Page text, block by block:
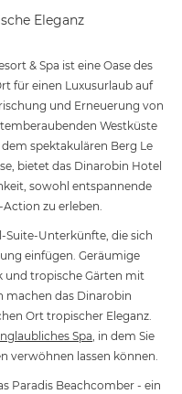
Eleganz
& Spa ist eine Oase des
für einen Luxusurlaub auf
und Erneuerung von
Westküste
spektakulären Berg Le
bietet das Dinarobin Hotel
sowohl entspannende
zu erleben.
Suite-Unterkünfte, die sich
einfügen. Geräumige
und tropische Gärten mit
machen das Dinarobin
Ort tropischer Eleganz.
Spa, in dem Sie
verwöhnen lassen können.
Paradis Beachcomber - ein